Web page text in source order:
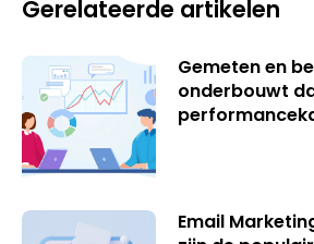
Gerelateerde artikelen
Gemeten en
onderbouwt
Email